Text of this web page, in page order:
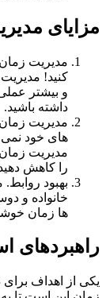
مدیریت زمان
کنید! مدیریت
و بیشتر عملی
داشته باشید.
مدیریت زمان
های خود نمی
مدیریت زمان می
را کاهش دهید.
بهبود روابط.
خانواده و
ها زمان خوشی
از اهداف برای